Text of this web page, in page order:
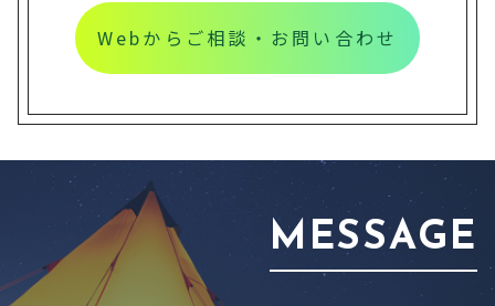
Webからご相談・お問い合わせ
MESSAGE